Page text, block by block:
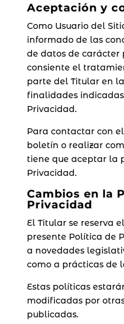
Aceptación y
Como Usuario del
informado de las
de datos de carácter
consiente el
parte del Titular en
finalidades
Privacidad.
Para contactar con
boletín o realizar
tiene que aceptar la
Privacidad.
Cambios en la
Privacidad
El Titular se reserva
presente Política de
a novedades
como a prácticas de
Estas políticas
modificadas por
publicadas.